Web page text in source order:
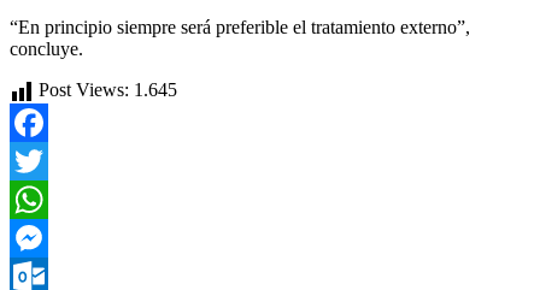
“En principio siempre será preferible el tratamiento externo”,
concluye.
Post Views: 1.645
Facebook
Twitter
WhatsApp
Messenger